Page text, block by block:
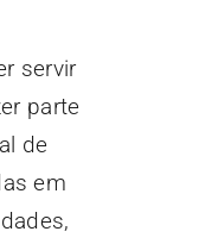
servir
parte
de
em